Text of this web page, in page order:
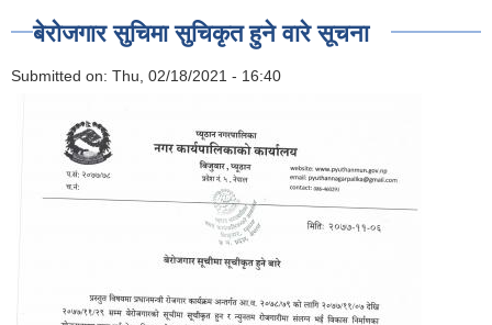
बेरोजगार सुचिमा सुचिकृत हुने वारे सूचना
Submitted on: Thu, 02/18/2021 - 16:40